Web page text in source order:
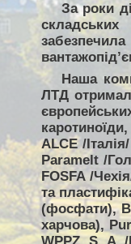
За роки
Наша
ЛТД
ALCE /
Paramelt /
FOSFA /
та
(фосфати),
харчова),